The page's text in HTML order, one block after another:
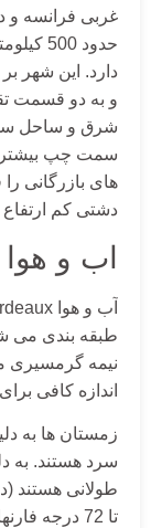
غربی فرانسه و
دارد. این شهر
و به دو قسمت
شرق و ساحل
سمت چپ بیشتر
های بازرگانی
دشتی کم ارتفاع و
اب و هوا
طبقه بندی می
نیمه گرمسیری
اندازه کافی
زمستان ها به
سرد هستند. به
تا 72 درجه